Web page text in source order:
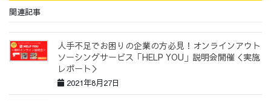
関連記事
人手不足でお困りの企業の方必見！オンラインアウト
ソーシングサービス「HELP YOU」説明会開催＜実施
レポート＞
2021年8月27日